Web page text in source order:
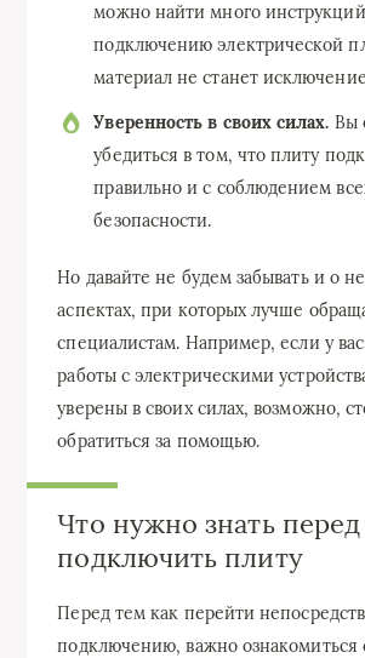
можно найти много
подключению электрической
материал не станет
Уверенность в своих силах. Вы
убедиться в том, что плиту
правильно и с соблюдением
безопасности.
Но давайте не будем забывать и о
аспектах, при которых лучше
специалистам. Например, если у
работы с электрическими
уверены в своих силах, возможно,
обратиться за помощью.
Что нужно знать
подключить плиту
Перед тем как перейти
подключению, важно ознакомиться